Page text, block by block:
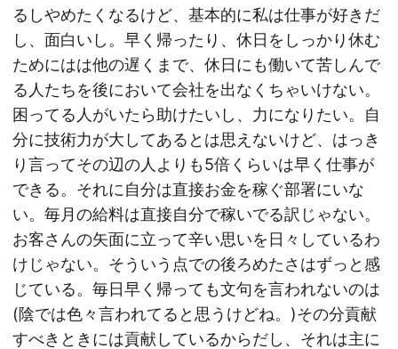
るしやめたくなるけど、基本的に私は仕事が好きだ
し、面白いし。早く帰ったり、休日をしっかり休む
ためにはは他の遅くまで、休日にも働いて苦しんで
る人たちを後において会社を出なくちゃいけない。
困ってる人がいたら助けたいし、力になりたい。自
分に技術力が大してあるとは思えないけど、はっき
り言ってその辺の人よりも5倍くらいは早く仕事が
できる。それに自分は直接お金を稼ぐ部署にいな
い。毎月の給料は直接自分で稼いでる訳じゃない。
お客さんの矢面に立って辛い思いを日々しているわ
けじゃない。そういう点での後ろめたさはずっと感
じている。毎日早く帰っても文句を言われないのは
(陰では色々言われてると思うけどね。)その分貢献
すべきときには貢献しているからだし、それは主に